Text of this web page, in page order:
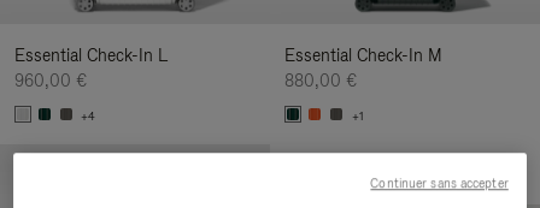
Essential Check-In L
960,00 €
+4
Essential Check-In M
880,00 €
+1
Continuer sans accepter